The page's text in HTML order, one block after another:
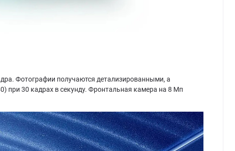
Фотографии получаются детализированными, а
при 30 кадрах в секунду. Фронтальная камера на 8 Мп